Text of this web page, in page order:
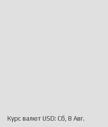
Курс валют USD: Сб, 8 Авг.